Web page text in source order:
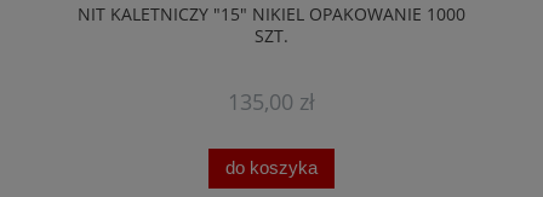
NIT KALETNICZY "15" NIKIEL OPAKOWANIE 1000
SZT.
135,00 zł
do koszyka